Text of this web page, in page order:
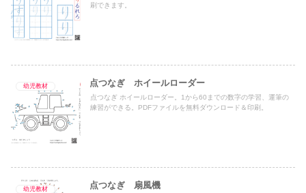
刷できます。
幼児教材 点つなぎ ホイールローダー
点つなぎ ホイールローダー。1から60までの数字の学習、運筆の
練習ができる。PDFファイルを無料ダウンロード＆印刷。
幼児教材 点つなぎ 扇風機